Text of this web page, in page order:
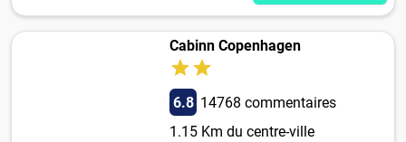
Cabinn Copenhagen
6.8 14768 commentaires
1.15 Km du centre-ville